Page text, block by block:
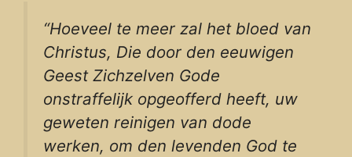
“Hoeveel te meer zal het bloed van
Christus, Die door den eeuwigen
Geest Zichzelven Gode
onstraffelijk opgeofferd heeft, uw
geweten reinigen van dode
werken, om den levenden God te